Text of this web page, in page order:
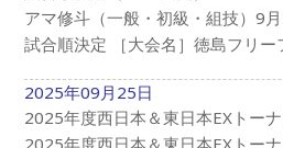
アマ修斗（一般・初級・組技）9
試合順決定 ［大会名］徳島フリー
2025年09月25日
2025年度西日本＆東日本EXトー